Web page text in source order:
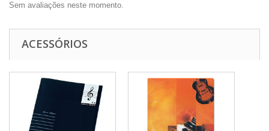
Sem avaliações neste momento.
ACESSÓRIOS